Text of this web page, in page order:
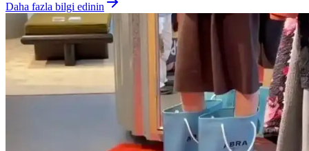
Daha fazla bilgi edinin